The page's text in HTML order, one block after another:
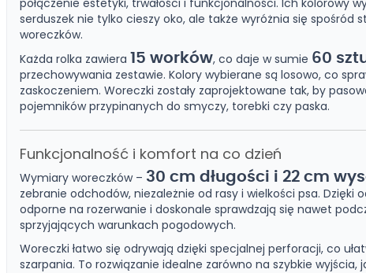
połączenie estetyki, trwałości i funkcjonalności. Ich kolorowy
serduszek nie tylko cieszy oko, ale także wyróżnia się spośród
woreczków.
Każda rolka zawiera 15 worków, co daje w sumie 60
przechowywania zestawie. Kolory wybierane są losowo, co
zaskoczeniem. Woreczki zostały zaprojektowane tak, by
pojemników przypinanych do smyczy, torebki czy paska.
Funkcjonalność i komfort na co dzień
Wymiary woreczków – 30 cm długości i 22 cm
zebranie odchodów, niezależnie od rasy i wielkości psa. Dzięki
odporne na rozerwanie i doskonale sprawdzają się nawet
sprzyjających warunkach pogodowych.
Woreczki łatwo się odrywają dzięki specjalnej perforacji, co
szarpania. To rozwiązanie idealne zarówno na szybkie wyjścia,